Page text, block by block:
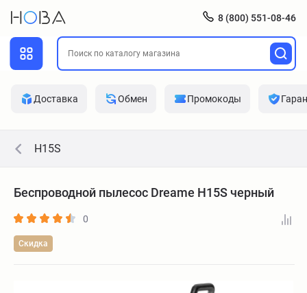
8 (800) 551-08-46
Доставка Обмен Промокоды
H15S
Беспроводной пылесос Dreame H15S черный
0
Скидка